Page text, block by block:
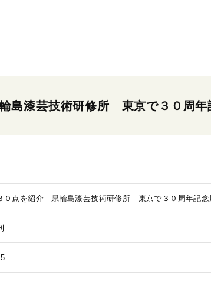
島漆芸技術研修所 東京で３０周年
０点を紹介 県輪島漆芸技術研修所 東京で３０周年記念